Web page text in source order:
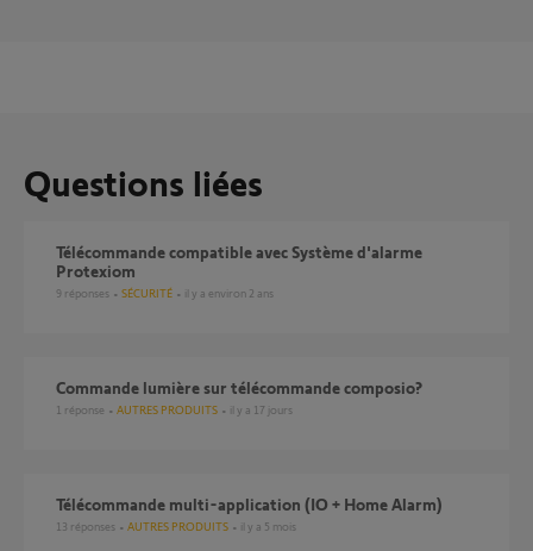
Questions liées
Télécommande compatible avec Système d'alarme
Protexiom
9 réponses SÉCURITÉ il y a environ 2 ans
commande lumière sur télécommande composio?
1 réponse AUTRES PRODUITS il y a 17 jours
Télécommande multi-application (IO + Home Alarm)
13 réponses AUTRES PRODUITS il y a 5 mois